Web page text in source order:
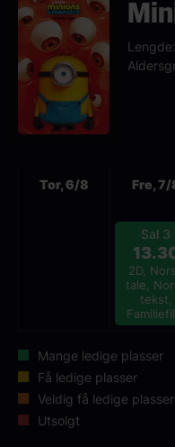
Tor, 6/8 Fre, 7/
Sal 3
2D,
tale,
tekst,
Mange ledige plasser
Få ledige plasser
Veldig få ledige plasser
Utsolgt